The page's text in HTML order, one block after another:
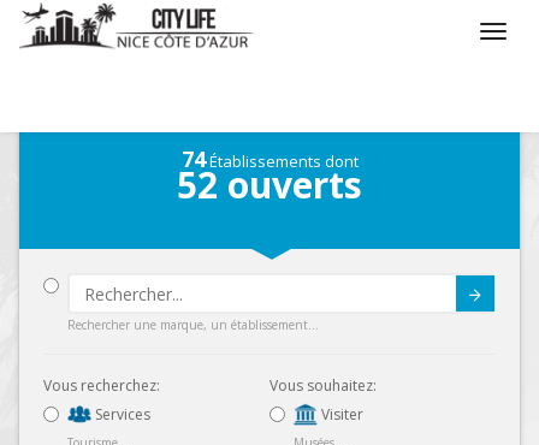
74Établissements dont
52 ouverts
Rechercher une marque, un établissement...
Vous recherchez:
Services
Vous souhaitez:
Visiter